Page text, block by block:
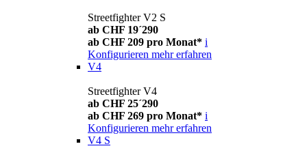
Streetfighter V2 S
ab CHF 19´290
ab CHF 209 pro Monat* i
Konfigurieren mehr erfahren
V4
Streetfighter V4
ab CHF 25´290
ab CHF 269 pro Monat* i
Konfigurieren mehr erfahren
V4 S